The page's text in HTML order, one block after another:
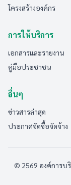
โครงสร้างองค์กร
การให้บริการ
เอกสารและรายงาน
คู่มือประชาชน
อื่นๆ
ข่าวสารล่าสุด
ประกาศจัดซื้อจัดจ้าง
© 2569 องค์การบ